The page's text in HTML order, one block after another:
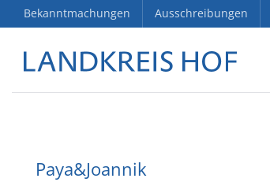
Bekanntmachungen Ausschreibungen
Paya&Joannik